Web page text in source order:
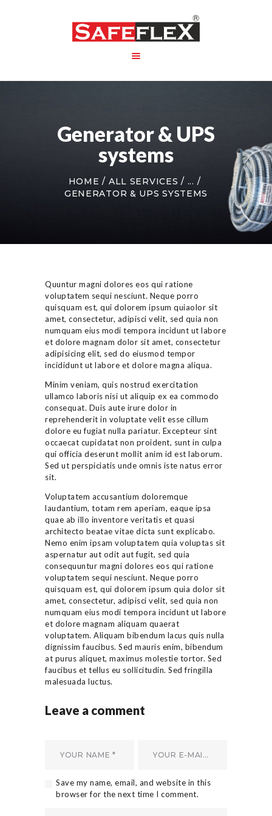
Generator & UPS
systems
HOME ALL SERVICES
...
GENERATOR & UPS SYSTEMS
PRODUCT
PACKAGING
CONTACT US
Quuntur magni dolores eos qui ratione
voluptatem sequi nesciunt. Neque porro
quisquam est, qui dolorem ipsum quiaolor sit
amet, consectetur, adipisci velit, sed quia non
numquam eius modi tempora incidunt ut labore
et dolore magnam dolor sit amet, consectetur
adipisicing elit, sed do eiusmod tempor
incididunt ut labore et dolore magna aliqua.
Minim veniam, quis nostrud exercitation
ullamco laboris nisi ut aliquip ex ea commodo
consequat. Duis aute irure dolor in
reprehenderit in voluptate velit esse cillum
dolore eu fugiat nulla pariatur. Excepteur sint
occaecat cupidatat non proident, sunt in culpa
qui officia deserunt mollit anim id est laborum.
Sed ut perspiciatis unde omnis iste natus error
sit.
Voluptatem accusantium doloremque
laudantium, totam rem aperiam, eaque ipsa
quae ab illo inventore veritatis et quasi
architecto beatae vitae dicta sunt explicabo.
Nemo enim ipsam voluptatem quia voluptas sit
aspernatur aut odit aut fugit, sed quia
consequuntur magni dolores eos qui ratione
voluptatem sequi nesciunt. Neque porro
quisquam est, qui dolorem ipsum quia dolor sit
amet, consectetur, adipisci velit, sed quia non
numquam eius modi tempora incidunt ut labore
et dolore magnam aliquam quaerat
voluptatem. Aliquam bibendum lacus quis nulla
dignissim faucibus. Sed mauris enim, bibendum
at purus aliquet, maximus molestie tortor. Sed
faucibus et tellus eu sollicitudin. Sed fringilla
malesuada luctus.
Leave a comment
Save my name, email, and website in this
browser for the next time I comment.